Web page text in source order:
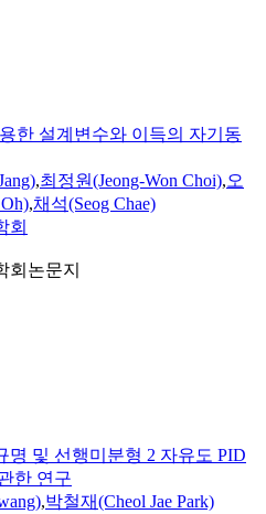
한 설계변수와 이득의 자기동
,최정원(Jeong-Won Choi),오
,채석(Seog Chae)
회
회논문지
명 및 선행미분형 2 자유도 PID
한 연구
,박철재(Cheol Jae Park)